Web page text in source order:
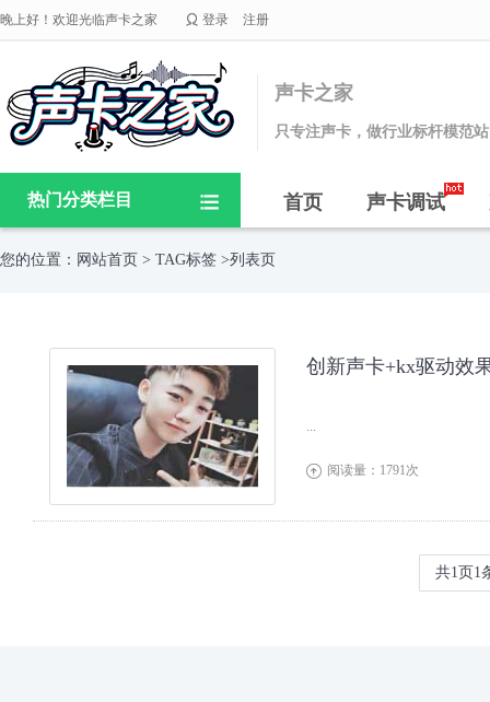
晚上好！欢迎光临声卡之家  登录 注册
声卡之家
只专注声卡，做行业标杆模范站
热门分类栏目  首页 声卡调试
您的位置： 网站首页 > TAG标签 >列表页
创新声卡+kx驱动效
...
 阅读量：1791次
共1页1